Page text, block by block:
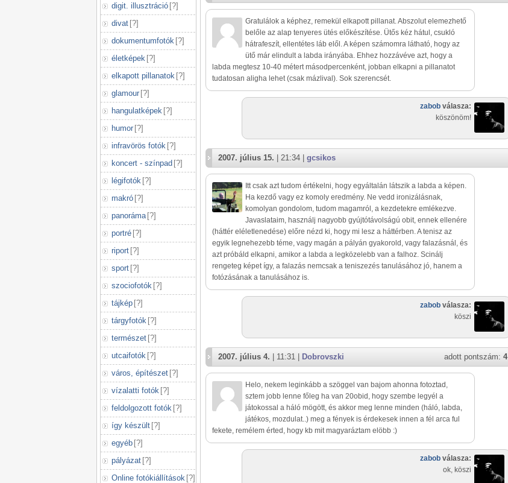
digit. illusztráció [?]
divat [?]
dokumentumfotók [?]
életképek [?]
elkapott pillanatok [?]
glamour [?]
hangulatképek [?]
humor [?]
infravörös fotók [?]
koncert - színpad [?]
légifotók [?]
makró [?]
panoráma [?]
portré [?]
riport [?]
sport [?]
szociofotók [?]
tájkép [?]
tárgyfotók [?]
természet [?]
utcaifotók [?]
város, építészet [?]
vízalatti fotók [?]
feldolgozott fotók [?]
így készült [?]
egyéb [?]
pályázat [?]
Online fotókiállítások [?]
Gratulálok a képhez, remekül elkapott pillanat. Abszolut elemezhető
belőle az alap tenyeres ütés előkészítése. Ütős kéz hátul, csukló
hátrafeszít, ellentétes láb elől. A képen számomra látható, hogy az
ütő már elindult a labda irányába. Ehhez hozzávéve azt, hogy a
labda megtesz 10-40 métert másodpercenként, jobban elkapni a pillanatot
tudatosan aligha lehet (csak mázlival). Sok szerencsét.
zabob válasza:
köszönöm!
2007. július 15. | 21:34 | gcsikos
Itt csak azt tudom értékelni, hogy egyáltalán látszik a labda a képen.
Ha kezdő vagy ez komoly eredmény. Ne vedd ironizálásnak,
komolyan gondolom, tudom magamról, a kezdetekre emlékezve.
Javaslataim, használj nagyobb gyújtótávolságú obit, ennek ellenére
(háttér eléletlenedése) előre nézd ki, hogy mi lesz a háttérben. A tenisz az
egyik legnehezebb téme, vagy magán a pályán gyakorold, vagy falazásnál, és
azt próbáld elkapni, amikor a labda a legközelebb van a falhoz. Scinálj
rengeteg képet így, a falazás nemcsak a teniszezés tanulásához jó, hanem a
fotózásának a tanulásához is.
zabob válasza:
köszi
adott pontszám: 4
2007. július 4. | 11:31 | Dobrovszki
Helo, nekem leginkább a szöggel van bajom ahonna fotoztad,
sztem jobb lenne főleg ha van 20obid, hogy szembe legyél a
játokossal a háló mögött, és akkor meg lenne minden (háló, labda,
játékos, mozdulat..) meg a fények is érdekesek innen a fél arca ful
fekete, remélem érted, hogy kb mit magyaráztam elöbb :)
zabob válasza:
ok, köszi